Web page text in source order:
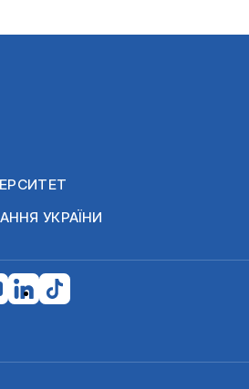
УКРАЇНИ